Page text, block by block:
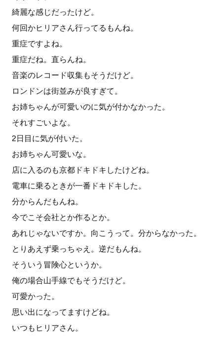
綺麗な感じだったけど。
何回かヒリアさん行ってるもんね。
重症ですよね。
重症だね。直らんね。
音楽のレコード収集もそうだけど。
ロンドンは街並みが良すぎて。
お姉ちゃんが可愛いのに気が付かなかった。
それすごいよな。
2日目に気が付いた。
お姉ちゃん可愛いな。
店に入るのも京都ドキドキしたけどね。
電車に乗るときが一番ドキドキした。
分からんだもんね。
今でこそ会社とか作るとか。
あれじゃないですか。向こうって。分からなかった。
とりあえず乗っちゃえ。逆だもんね。
そういう冒険心というか。
俺の場合山手線でもそうだけど。
可愛かった。
思い出になってますけどね。
いつもヒリアさん。